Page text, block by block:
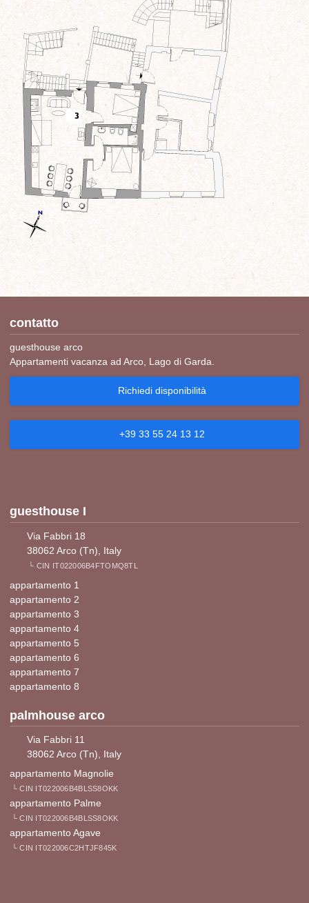
contatto
guesthouse arco
Appartamenti vacanza ad Arco, Lago di Garda.
Richiedi disponibilità
+39 33 55 24 13 12
guesthouse I
Via Fabbri 18
38062 Arco (Tn), Italy
└ CIN IT022006B4FTOMQ8TL
appartamento 1
appartamento 2
appartamento 3
appartamento 4
appartamento 5
appartamento 6
appartamento 7
appartamento 8
palmhouse arco
Via Fabbri 11
38062 Arco (Tn), Italy
appartamento Magnolie
└ CIN IT022006B4BLSS8OKK
appartamento Palme
└ CIN IT022006B4BLSS8OKK
appartamento Agave
└ CIN IT022006C2HTJF845K